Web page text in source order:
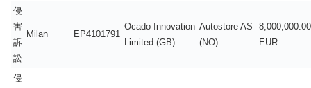
侵
害
訴
訟
Milan EP4101791
Ocado Innovation
Limited (GB)
Autostore AS
(NO)
8,000,000.00
EUR
侵